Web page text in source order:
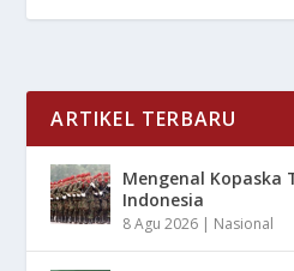
ARTIKEL TERBARU
Mengenal Kopaska
Indonesia
8 Agu 2026 | Nasional